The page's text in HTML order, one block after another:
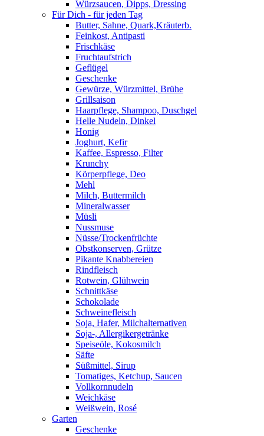
Würzsaucen, Dipps, Dressing
Für Dich - für jeden Tag
Butter, Sahne, Quark,Kräuterb.
Feinkost, Antipasti
Frischkäse
Fruchtaufstrich
Geflügel
Geschenke
Gewürze, Würzmittel, Brühe
Grillsaison
Haarpflege, Shampoo, Duschgel
Helle Nudeln, Dinkel
Honig
Joghurt, Kefir
Kaffee, Espresso, Filter
Krunchy
Körperpflege, Deo
Mehl
Milch, Buttermilch
Mineralwasser
Müsli
Nussmuse
Nüsse/Trockenfrüchte
Obstkonserven, Grütze
Pikante Knabbereien
Rindfleisch
Rotwein, Glühwein
Schnittkäse
Schokolade
Schweinefleisch
Soja, Hafer, Milchalternativen
Soja-, Allergikergetränke
Speiseöle, Kokosmilch
Säfte
Süßmittel, Sirup
Tomatiges, Ketchup, Saucen
Vollkornnudeln
Weichkäse
Weißwein, Rosé
Garten
Geschenke